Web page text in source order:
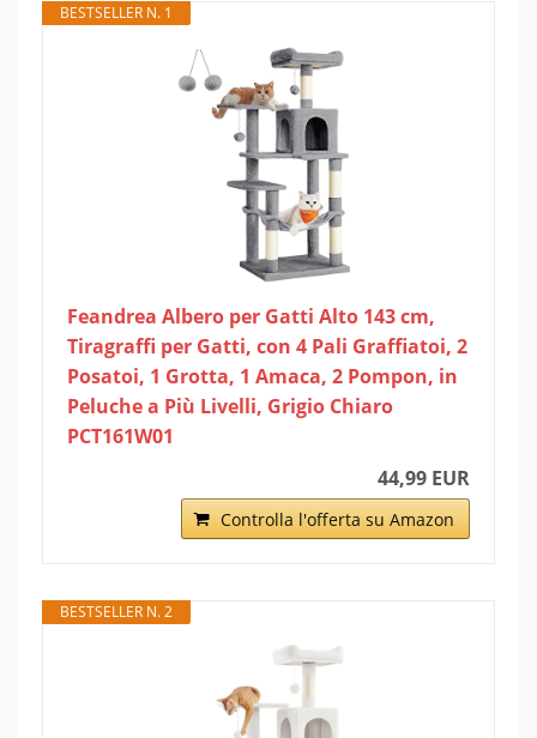
BESTSELLER N. 1
Feandrea Albero per Gatti Alto 143 cm,
Tiragraffi per Gatti, con 4 Pali Graffiatoi, 2
Posatoi, 1 Grotta, 1 Amaca, 2 Pompon, in
Peluche a Più Livelli, Grigio Chiaro
PCT161W01
44,99 EUR
Controlla l'offerta su Amazon
BESTSELLER N. 2